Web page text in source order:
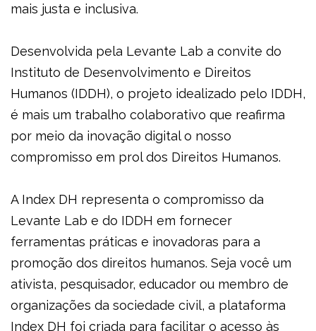
mais justa e inclusiva.
Desenvolvida pela Levante Lab a convite do
Instituto de Desenvolvimento e Direitos
Humanos (IDDH), o projeto idealizado pelo IDDH,
é mais um trabalho colaborativo que reafirma
por meio da inovação digital o nosso
compromisso em prol dos Direitos Humanos.
A Index DH representa o compromisso da
Levante Lab e do IDDH em fornecer
ferramentas práticas e inovadoras para a
promoção dos direitos humanos. Seja você um
ativista, pesquisador, educador ou membro de
organizações da sociedade civil, a plataforma
Index DH foi criada para facilitar o acesso às